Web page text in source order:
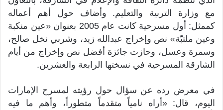
مع وزارة التربية والتعليم. وأضاف حول أهم أعماله
كممثل: أول مسرحية كانت عام 2005 بعنوان «عين منكبة
وعين ملتبّة» نص وإخراج عبدالله زيد، وشربي نخل صالح،
وسمرة وعسل، وحازت جائزة أفضل نص وإخراج من أيام
الشارقة المسرحية في نسختها الرابعة والعشرين.‬
‫‫في معرض رده عن سؤال حول رؤيته لمسرح الإمارات
اليوم، قال: «أراه نامياً متقدماً متطوراً، وأهم ما فيه